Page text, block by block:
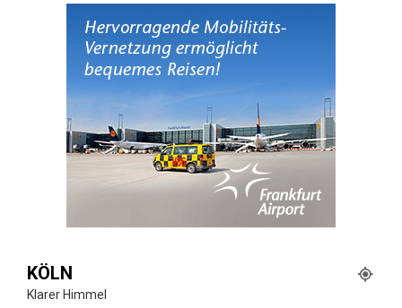
KÖLN
Klarer Himmel